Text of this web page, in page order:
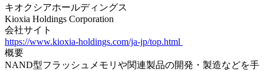
キオクシアホールディングス
Kioxia Holdings Corporation
会社サイト
https://www.kioxia-holdings.com/ja-jp/top.html
概要
NAND型フラッシュメモリや関連製品の開発・製造などを手